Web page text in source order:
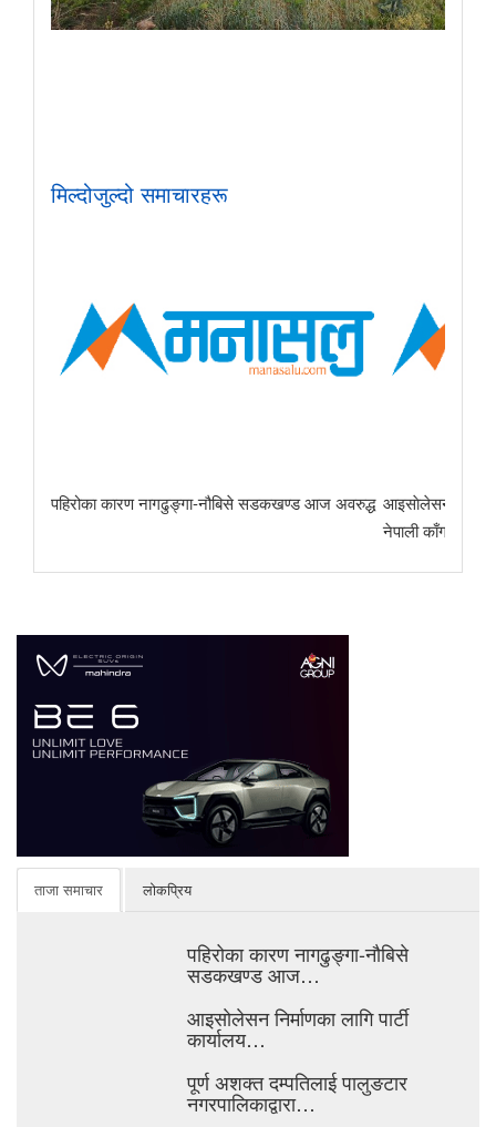
मिल्दोजुल्दो समाचारहरू
पहिरोका कारण नागढुङ्गा-नौबिसे सडकखण्ड आज अवरुद्ध आइसाेलेसन
नेपाली काँग्रेस
ताजा समाचार लोकप्रिय
पहिरोका कारण नागढुङ्गा-नौबिसे
सडकखण्ड आज…
आइसाेलेसन निर्माणका लागि पार्टी
कार्यालय…
पूर्ण अशक्त दम्पतिलाई पालुङटार
नगरपालिकाद्वारा…